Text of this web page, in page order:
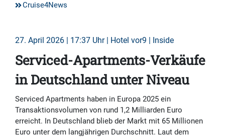
Cruise4News
27. April 2026 | 17:37 Uhr | Hotel vor9 | Inside
Serviced-Apartments-Verkäufe
in Deutschland unter Niveau
Serviced Apartments haben in Europa 2025 ein
Transaktionsvolumen von rund 1,2 Milliarden Euro
erreicht. In Deutschland blieb der Markt mit 65 Millionen
Euro unter dem langjährigen Durchschnitt. Laut dem